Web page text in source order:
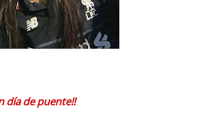
día de puente!!